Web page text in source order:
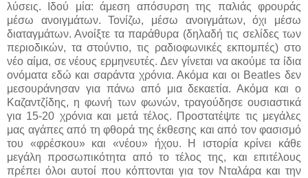
λύσεις. Ιδού μία: άμεση απόσυρση της παλιάς φρουράς
μέσω ανοιγμάτων. Τονίζω, μέσω ανοιγμάτων, όχι μέσω
διαταγμάτων. Ανοίξτε τα παράθυρα (δηλαδή τις σελίδες των
περιοδικών, τα στούντιο, τις ραδιοφωνικές εκπομπές) στο
νέο αίμα, σε νέους ερμηνευτές. Δεν γίνεται να ακούμε τα ίδια
ονόματα εδώ και σαράντα χρόνια. Ακόμα και οι Beatlesδεν
μεσουράνησαν για πάνω από μια δεκαετία. Ακόμα και ο
Καζαντζίδης, η φωνή των φωνών, τραγούδησε ουσιαστικά
για 15-20 χρόνια και μετά τέλος. Προστατέψτε τις μεγάλες
μας αγάπες από τη φθορά της έκθεσης και από τον φασισμό
του «φρέσκου» και «νέου» ήχου. Η ιστορία κρίνει κάθε
μεγάλη προσωπικότητα από το τέλος της, και επιτέλους
πρέπει όλοι αυτοί που κόπτονται για τον Νταλάρα και την